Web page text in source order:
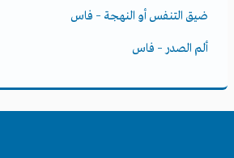
ضيق التنفس أو النهجة – فاس
ألم الصدر – فاس